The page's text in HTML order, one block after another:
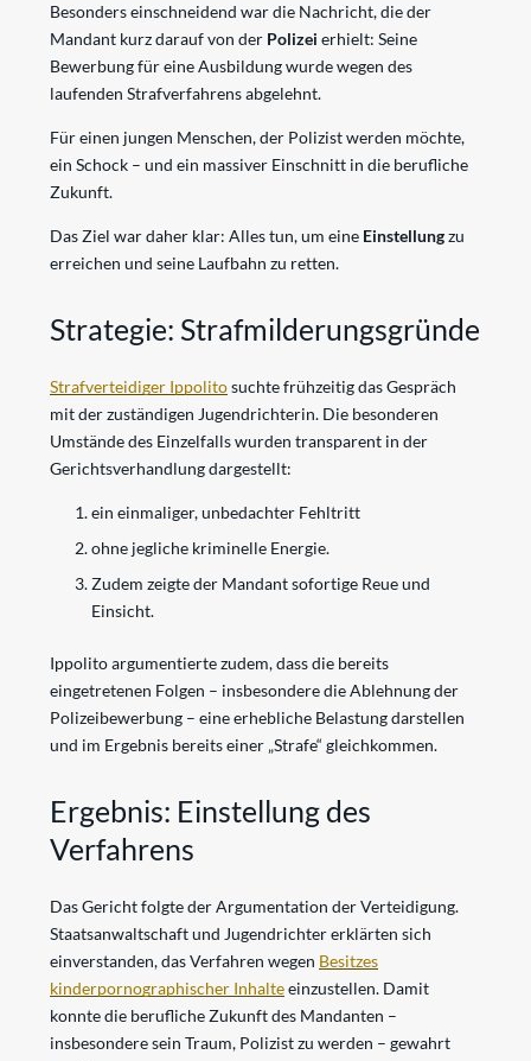
Besonders einschneidend war die Nachricht, die der
Mandant kurz darauf von der Polizei erhielt: Seine
Bewerbung für eine Ausbildung wurde wegen des
laufenden Strafverfahrens abgelehnt.
Für einen jungen Menschen, der Polizist werden möchte,
ein Schock – und ein massiver Einschnitt in die berufliche
Zukunft.
Das Ziel war daher klar: Alles tun, um eine Einstellungzu
erreichen und seine Laufbahn zu retten.
Strategie: Strafmilderungsgründe
Strafverteidiger Ippolitosuchte frühzeitig das Gespräch
mit der zuständigen Jugendrichterin. Die besonderen
Umstände des Einzelfalls wurden transparent in der
Gerichtsverhandlung dargestellt:
ein einmaliger, unbedachter Fehltritt
ohne jegliche kriminelle Energie.
Zudem zeigte der Mandant sofortige Reue und
Einsicht.
Ippolito argumentierte zudem, dass die bereits
eingetretenen Folgen – insbesondere die Ablehnung der
Polizeibewerbung – eine erhebliche Belastung darstellen
und im Ergebnis bereits einer „Strafe“ gleichkommen.
Ergebnis: Einstellung des
Verfahrens
Das Gericht folgte der Argumentation der Verteidigung.
Staatsanwaltschaft und Jugendrichter erklärten sich
einverstanden, das Verfahren wegen Besitzes
kinderpornographischer Inhalteeinzustellen. Damit
konnte die berufliche Zukunft des Mandanten –
insbesondere sein Traum, Polizist zu werden – gewahrt